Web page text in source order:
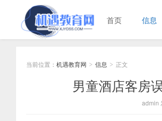
首页 信息
当前位置： 机遇教育网 > 信息 > 正文
男童酒店客房
admin